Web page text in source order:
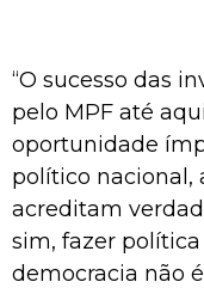
“O sucesso das
pelo MPF até
oportunidade
político nacional,
acreditam
sim, fazer
democracia não